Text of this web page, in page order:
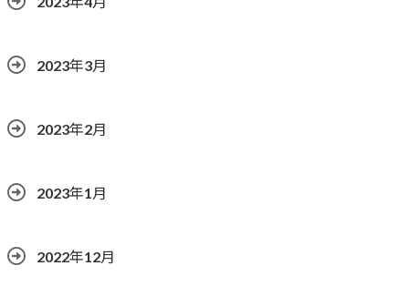
2023年3月
2023年2月
2023年1月
2022年12月